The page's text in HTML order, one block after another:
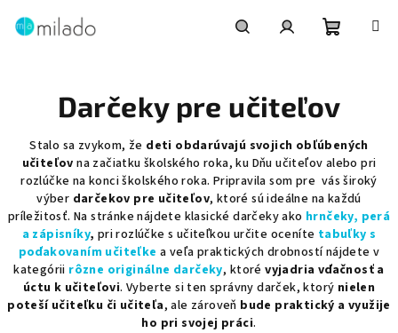
košík
Darčeky pre učiteľov
Stalo sa zvykom, že deti obdarúvajú svojich obľúbených
učiteľov na začiatku školského roka, ku Dňu učiteľov alebo pri
rozlúčke na konci školského roka. Pripravila som pre vás široký
výber darčekov pre učiteľov, ktoré sú ideálne na každú
príležitosť. Na stránke nájdete klasické darčeky ako hrnčeky, perá
a zápisníky, pri rozlúčke s učiteľkou určite oceníte tabuľky s
poďakovaním učiteľke a veľa praktických drobností nájdete v
kategórii rôzne originálne darčeky, ktorévyjadria vďačnosť a
úctu k učiteľovi. Vyberte si ten správny darček, ktorý nielen
poteší učiteľku či učiteľa, ale zároveň bude praktický a využije
ho pri svojej práci.